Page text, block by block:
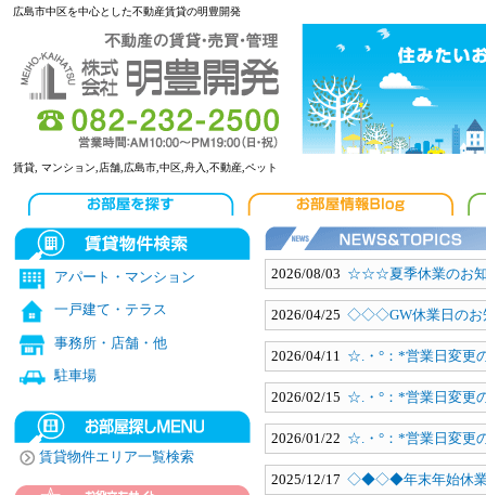
広島市中区を中心とした不動産賃貸の明豊開発
賃貸, マンション,店舗,広島市,中区,舟入,不動産,ペット
アパート・マンション
一戸建て・テラス
事務所・店舗・他
駐車場
賃貸物件エリア一覧検索
2026/08/03 ☆☆☆夏季休業のお
2026/04/25 ◇◇◇GW休業日の
2026/04/11 ☆.・°：*営業日変更
2026/02/15 ☆.・°：*営業日変更
2026/01/22 ☆.・°：*営業日変更
2025/12/17 ◇◆◇◆年末年始休